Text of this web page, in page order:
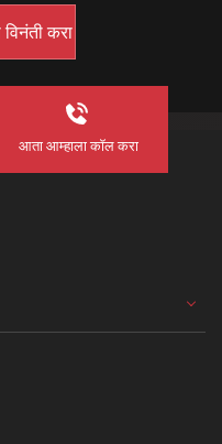
आता आम्हाला कॉल करा